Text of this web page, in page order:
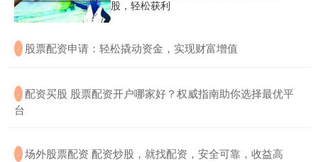
股，轻松获利
· ​股票配资申请：轻松撬动资金，实现财富增值
· ​配资买股 股票配资开户哪家好？权威指南助你选择最优平
台
· ​场外股票配资 配资炒股，就找配资，安全可靠，收益高